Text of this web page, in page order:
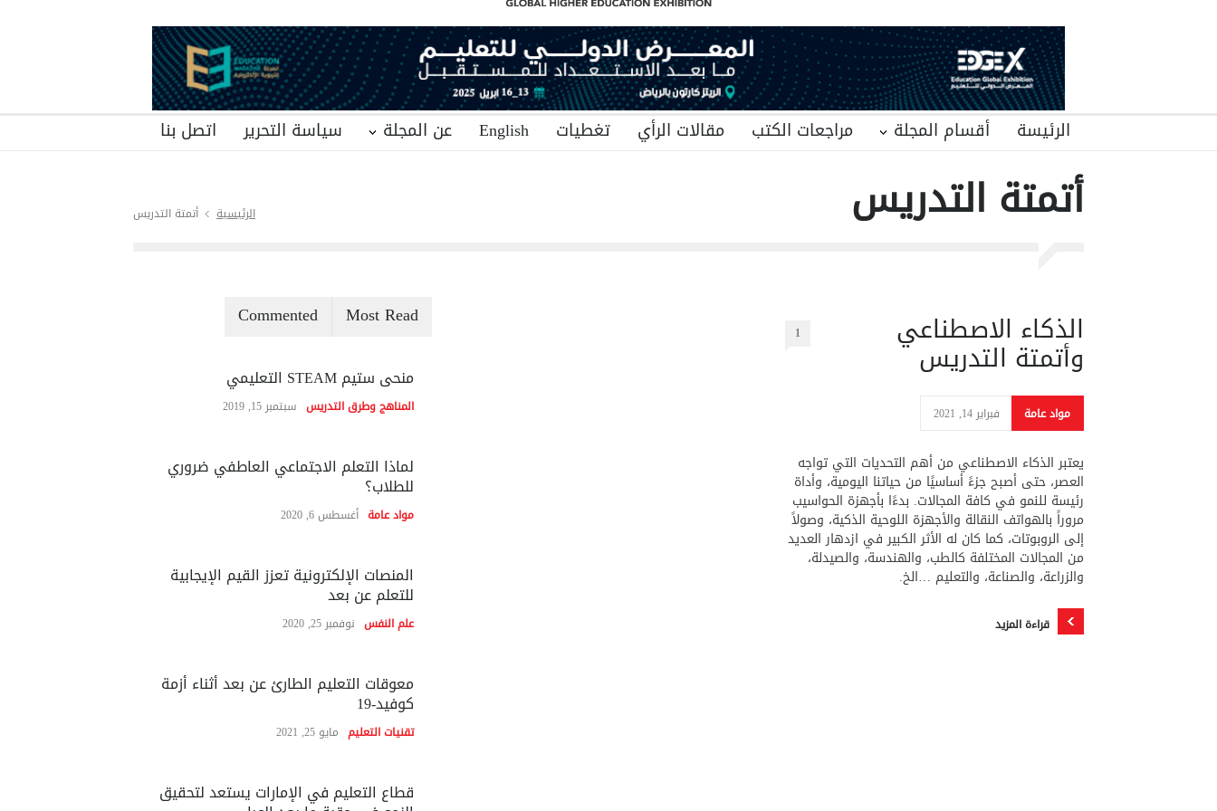
الرئيسة أقسام المجلة مراجعات الكتب مقالات الرأي تغطيات English عن المجلة سياسة التحرير اتصل بنا
أتمتة التدريس الرئيسية أتمتة التدريس
الذكاء الاصطناعي
وأتمتة التدريس
1
مواد عامة فبراير 14, 2021
يعتبر الذكاء الاصطناعي من أهم التحديات التي تواجه
العصر، حتى أصبح جزءً أساسيًا من حياتنا اليومية، وأداة
رئيسة للنمو في كافة المجالات. بدءًا بأجهزة الحواسيب
مروراً بالهواتف النقالة والأجهزة اللوحية الذكية، وصولاً
إلى الروبوتات، كما كان له الأثر الكبير في ازدهار العديد
من المجالات المختلفة كالطب، والهندسة، والصيدلة،
والزراعة، والصناعة، والتعليم …الخ.
قراءة المزيد
Most Read
Commented
منحى ستيم STEAM التعليمي
المناهج وطرق التدريس سبتمبر 15, 2019
لماذا التعلم الاجتماعي العاطفي ضروري
للطلاب؟
مواد عامة أغسطس 6, 2020
المنصات الإلكترونية تعزز القيم الإيجابية
للتعلم عن بعد
علم النفس نوفمبر 25, 2020
معوقات التعليم الطارئ عن بعد أثناء أزمة
كوفيد-19
تقنيات التعليم مايو 25, 2021
قطاع التعليم في الإمارات يستعد لتحقيق